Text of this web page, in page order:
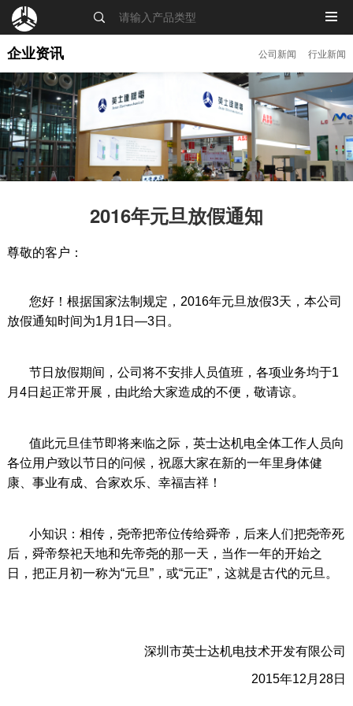
MENU
企业资讯 公司新闻 行业新闻
2016年元旦放假通知
尊敬的客户：
您好！根据国家法制规定，2016年元旦放假3天，本公司
放假通知时间为1月1日—3日。
节日放假期间，公司将不安排人员值班，各项业务均于1
月4日起正常开展，由此给大家造成的不便，敬请谅。
值此元旦佳节即将来临之际，英士达机电全体工作人员向
各位用户致以节日的问候，祝愿大家在新的一年里身体健
康、事业有成、合家欢乐、幸福吉祥！
小知识：相传，尧帝把帝位传给舜帝，后来人们把尧帝死
后，舜帝祭祀天地和先帝尧的那一天，当作一年的开始之
日，把正月初一称为“元旦”，或“元正”，这就是古代的元旦。
深圳市英士达机电技术开发有限公司
2015年12月28日